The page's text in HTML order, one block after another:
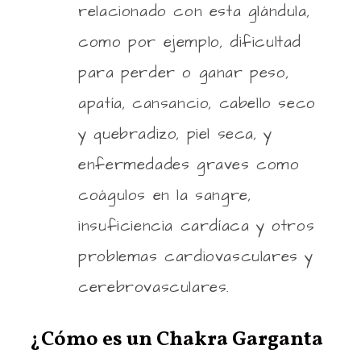
relacionado con esta glándula,
como por ejemplo, dificultad
para perder o ganar peso,
apatía, cansancio, cabello seco
y quebradizo, piel seca, y
enfermedades graves como
coágulos en la sangre,
insuficiencia cardíaca y otros
problemas cardiovasculares y
cerebrovasculares.
¿Cómo es un Chakra Garganta